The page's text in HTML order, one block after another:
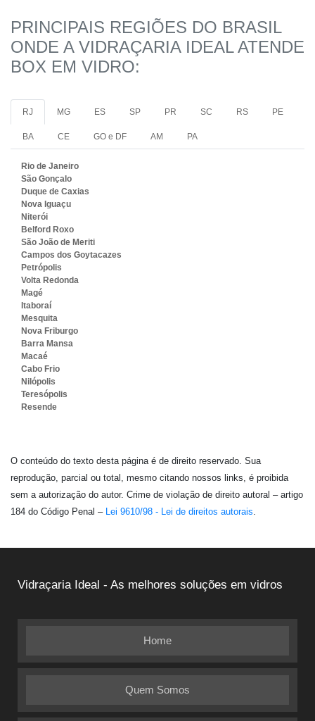
PRINCIPAIS REGIÕES DO BRASIL
ONDE A VIDRAÇARIA IDEAL ATENDE
BOX EM VIDRO:
RJ MG ES SP PR SC RS PE
BA CE GO e DF AM PA
Rio de Janeiro
São Gonçalo
Duque de Caxias
Nova Iguaçu
Niterói
Belford Roxo
São João de Meriti
Campos dos Goytacazes
Petrópolis
Volta Redonda
Magé
Itaboraí
Mesquita
Nova Friburgo
Barra Mansa
Macaé
Cabo Frio
Nilópolis
Teresópolis
Resende
O conteúdo do texto desta página é de direito reservado. Sua
reprodução, parcial ou total, mesmo citando nossos links, é proibida
sem a autorização do autor. Crime de violação de direito autoral – artigo
184 do Código Penal – Lei 9610/98 - Lei de direitos autorais.
Vidraçaria Ideal - As melhores soluções em vidros
Home
Quem Somos